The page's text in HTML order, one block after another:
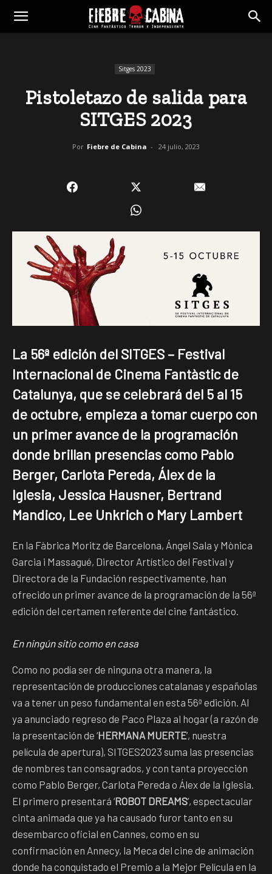
Sitges 2023
Pistoletazo de salida para
SITGES 2023
Por Fiebre de Cabina - 24 julio, 2023
La 56ª edición del SITGES – Festival
Internacional de Cinema Fantàstic de
Catalunya, que se celebrará del 5 al 15
de octubre, empieza a tomar cuerpo con
un primer avance de la programación
donde brillan presencias como Pablo
Berger, Carlota Pereda, Álex de la
Iglesia, Jessica Hausner, Bertrand
Mandico, Lee Unkrich o Mary Lambert
En la Fàbrica Moritz de Barcelona, Ángel Sala y Mònica
Garcia i Massagué, Director Artístico del Festival y
Directora de la Fundación respectivamente, han
ofrecido un primer avance de la programación de la 56ª
edición del certamen referente del cine fantástico.
En ningún sitio como en casa
Como no podía ser de ninguna otra manera, la
representación de producciones catalanas y españolas
va a tener un peso fundamental en esta 56ª edición. Al
ya anunciado regreso de Paco Plaza al hogar (a razón de
la presentación de ‘HERMANA MUERTE’, nuestra
película de apertura), SITGES2023 suma las presencias
de nombres tan consagrados, y con tanta proyección
como Pablo Berger, Carlota Pereda o Álex de la Iglesia.
El primero presentará ‘ROBOT DREAMS’, espectacular
cinta animada que ya ha causado furor tanto en su
desembarco oficial en Cannes, como en su
confirmación en Annecy, la Meca del cine de animación
donde ha conquistado el Premio a la Mejor Película en la